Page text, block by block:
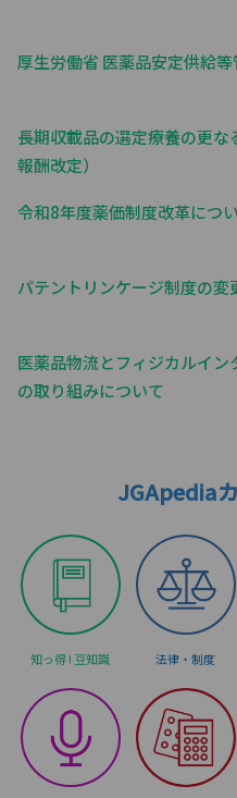
厚生労働省 医薬品安定供給
長期収載品の選定療養の更
報酬改定）
令和8年度薬価制度改革につ
パテントリンケージ制度の変
医薬品物流とフィジカルイ
の取り組みについて
JGApedia
知っ得 ! 豆知識 法律・制度